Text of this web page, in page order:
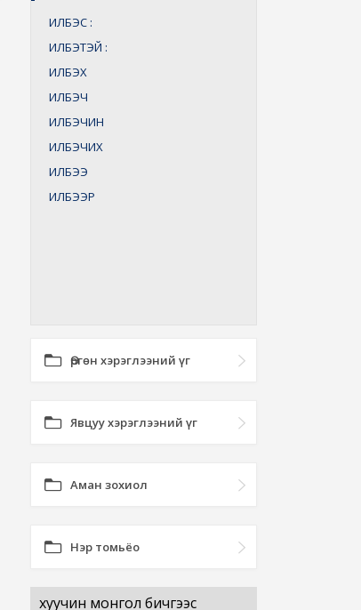
ИЛБЭС :
ИЛБЭТЭЙ :
ИЛБЭХ
ИЛБЭЧ
ИЛБЭЧИН
ИЛБЭЧИХ
ИЛБЭЭ
ИЛБЭЭР
Өргөн хэрэглээний үг
Явцуу хэрэглээний үг
Аман зохиол
Нэр томьёо
хуучин монгол бичгээс